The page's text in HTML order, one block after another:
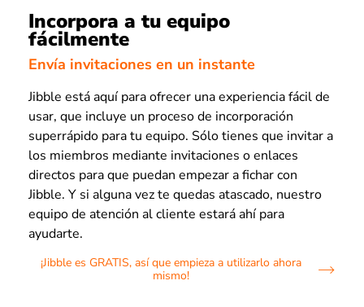
Incorpora a tu equipo
fácilmente
Envía invitaciones en un instante
Jibble está aquí para ofrecer una experiencia fácil de
usar, que incluye un proceso de incorporación
superrápido para tu equipo. Sólo tienes que invitar a
los miembros mediante invitaciones o enlaces
directos para que puedan empezar a fichar con
Jibble. Y si alguna vez te quedas atascado, nuestro
equipo de atención al cliente estará ahí para
ayudarte.
¡Jibble es GRATIS, así que empieza a utilizarlo ahora
mismo!